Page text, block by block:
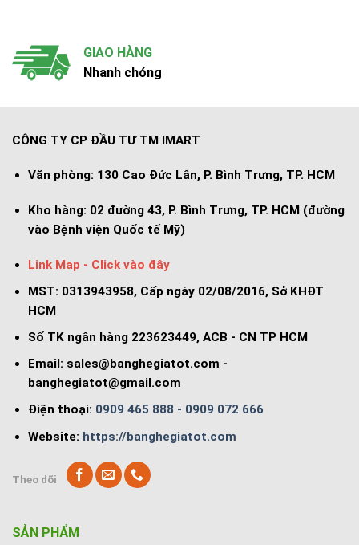
GIAO HÀNG
Nhanh chóng
CÔNG TY CP ĐẦU TƯ TM IMART
Văn phòng: 130 Cao Đức Lân, P. Bình Trưng, TP. HCM
Kho hàng: 02 đường 43, P. Bình Trưng, TP. HCM (đường
vào Bệnh viện Quốc tế Mỹ)
Link Map - Click vào đây
MST: 0313943958, Cấp ngày 02/08/2016, Sở KHĐT
HCM
Số TK ngân hàng 223623449, ACB - CN TP HCM
Email: sales@banghegiatot.com -
banghegiatot@gmail.com
Điện thoại: 0909 465 888 - 0909 072 666
Website: https://banghegiatot.com
Theo dõi
SẢN PHẨM